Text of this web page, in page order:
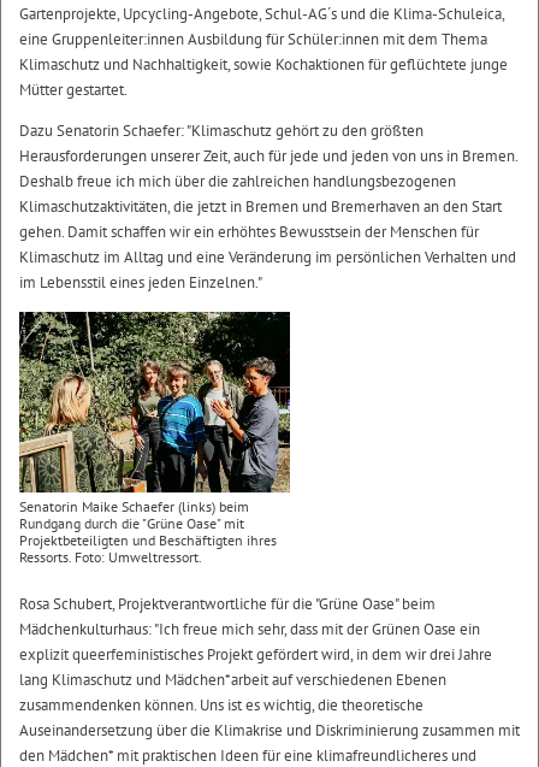
Gartenprojekte, Upcycling-Angebote, Schul-AG´s und die Klima-Schuleica,
eine Gruppenleiter:innen Ausbildung für Schüler:innen mit dem Thema
Klimaschutz und Nachhaltigkeit, sowie Kochaktionen für geflüchtete junge
Mütter gestartet.
Dazu Senatorin Schaefer: "Klimaschutz gehört zu den größten
Herausforderungen unserer Zeit, auch für jede und jeden von uns in Bremen.
Deshalb freue ich mich über die zahlreichen handlungsbezogenen
Klimaschutzaktivitäten, die jetzt in Bremen und Bremerhaven an den Start
gehen. Damit schaffen wir ein erhöhtes Bewusstsein der Menschen für
Klimaschutz im Alltag und eine Veränderung im persönlichen Verhalten und
im Lebensstil eines jeden Einzelnen."
Senatorin Maike Schaefer (links) beim
Rundgang durch die "Grüne Oase" mit
Projektbeteiligten und Beschäftigten ihres
Ressorts. Foto: Umweltressort.
Rosa Schubert, Projektverantwortliche für die "Grüne Oase" beim
Mädchenkulturhaus: "Ich freue mich sehr, dass mit der Grünen Oase ein
explizit queerfeministisches Projekt gefördert wird, in dem wir drei Jahre
lang Klimaschutz und Mädchen*arbeit auf verschiedenen Ebenen
zusammendenken können. Uns ist es wichtig, die theoretische
Auseinandersetzung über die Klimakrise und Diskriminierung zusammen mit
den Mädchen* mit praktischen Ideen für eine klimafreundlicheres und